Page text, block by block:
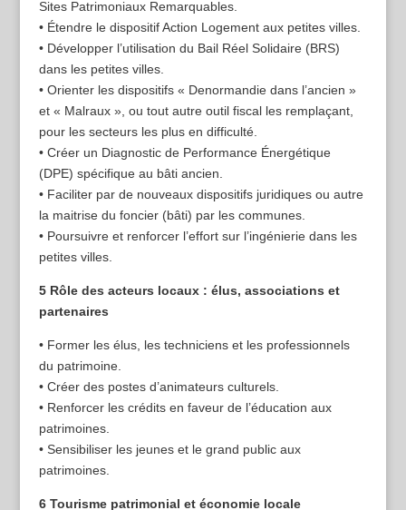
Sites Patrimoniaux Remarquables.
• Étendre le dispositif Action Logement aux petites villes.
• Développer l’utilisation du Bail Réel Solidaire (BRS)
dans les petites villes.
• Orienter les dispositifs « Denormandie dans l’ancien »
et « Malraux », ou tout autre outil fiscal les remplaçant,
pour les secteurs les plus en difficulté.
• Créer un Diagnostic de Performance Énergétique
(DPE) spécifique au bâti ancien.
• Faciliter par de nouveaux dispositifs juridiques ou autre
la maitrise du foncier (bâti) par les communes.
• Poursuivre et renforcer l’effort sur l’ingénierie dans les
petites villes.
5 Rôle des acteurs locaux : élus, associations et
partenaires
• Former les élus, les techniciens et les professionnels
du patrimoine.
• Créer des postes d’animateurs culturels.
• Renforcer les crédits en faveur de l’éducation aux
patrimoines.
• Sensibiliser les jeunes et le grand public aux
patrimoines.
6 Tourisme patrimonial et économie locale